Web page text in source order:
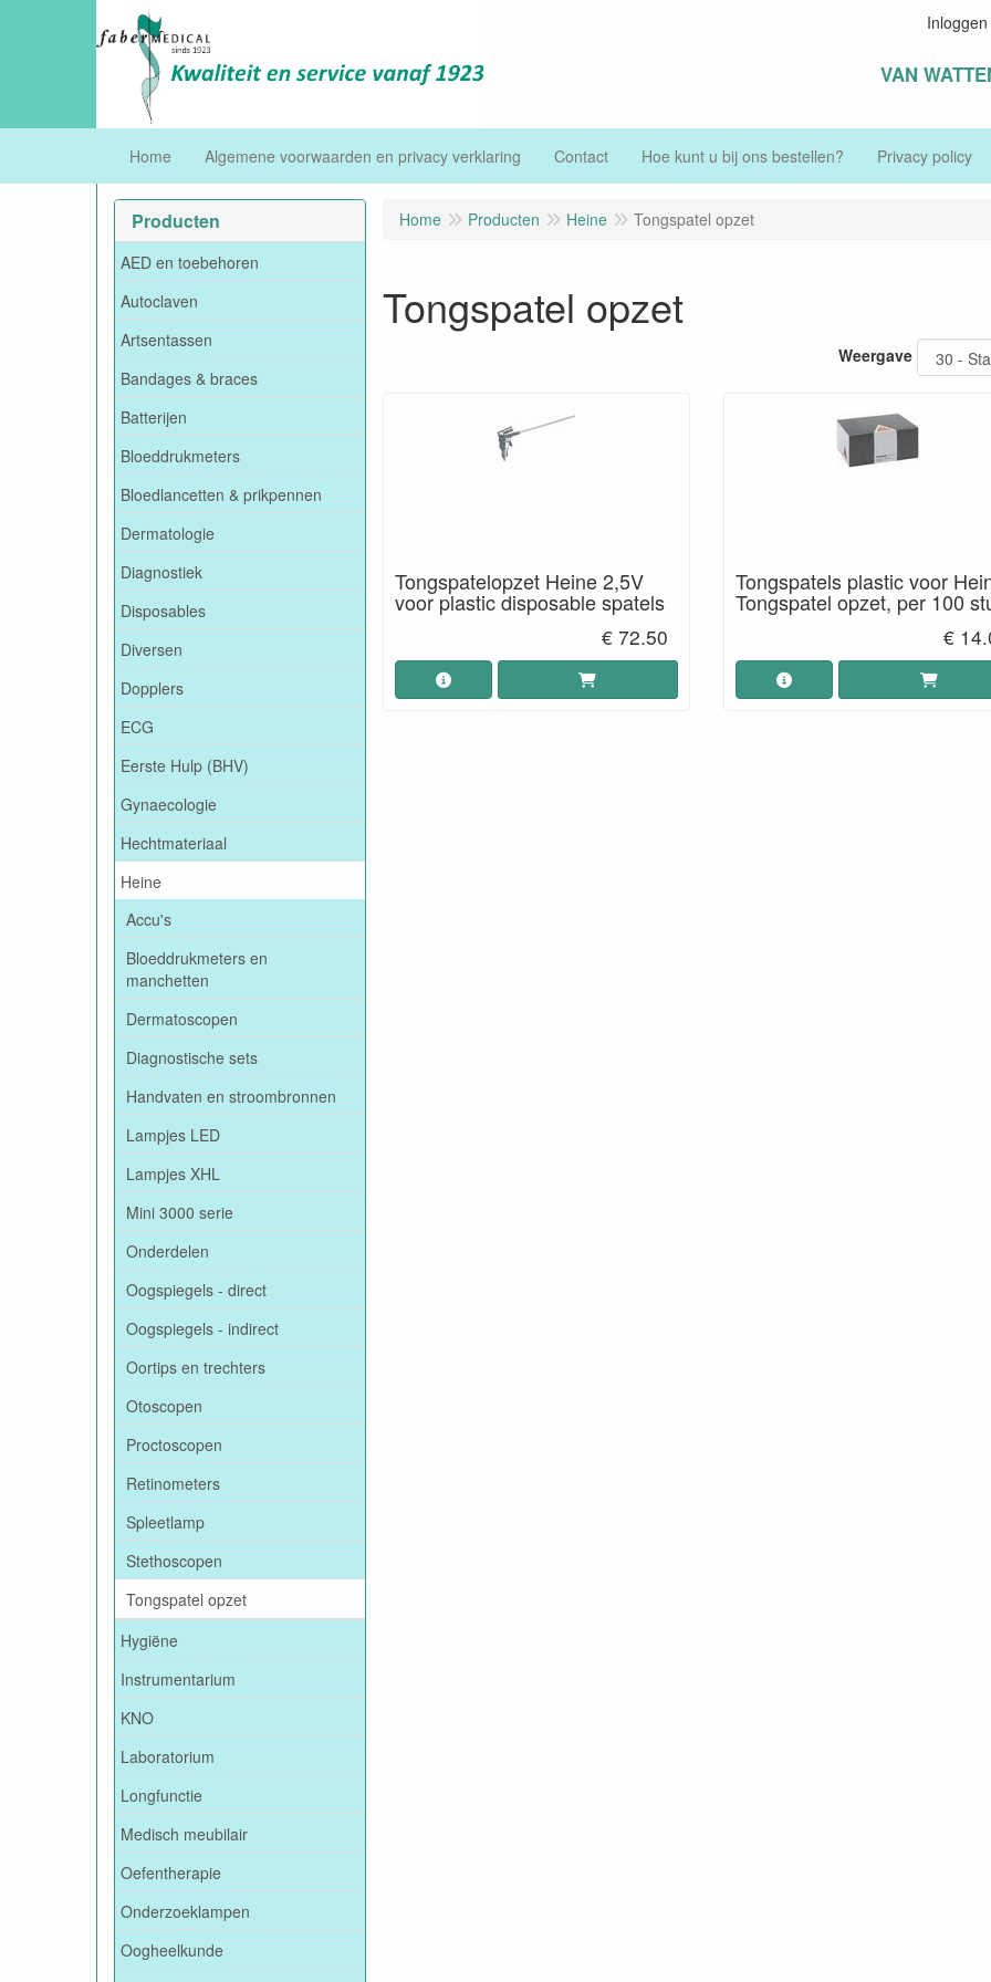
VAN
Inloggen
Home Algemene voorwaarden en privacy verklaring Contact Hoe kunt u bij ons bestellen? Privacy policy
Producten
AED en toebehoren
Autoclaven
Artsentassen
Bandages & braces
Batterijen
Bloeddrukmeters
Bloedlancetten & prikpennen
Dermatologie
Diagnostiek
Disposables
Diversen
Dopplers
ECG
Eerste Hulp (BHV)
Gynaecologie
Hechtmateriaal
Heine
Accu's
Bloeddrukmeters en
manchetten
Dermatoscopen
Diagnostische sets
Handvaten en stroombronnen
Lampjes LED
Lampjes XHL
Mini 3000 serie
Onderdelen
Oogspiegels - direct
Oogspiegels - indirect
Oortips en trechters
Otoscopen
Proctoscopen
Retinometers
Spleetlamp
Stethoscopen
Tongspatel opzet
Hygiëne
Instrumentarium
KNO
Laboratorium
Longfunctie
Medisch meubilair
Oefentherapie
Onderzoeklampen
Oogheelkunde
Home Producten Heine Tongspatel opzet
Tongspatel opzet
Weergave
Tongspatelopzet Heine 2,5V
voor plastic disposable spatels
€ 72.50
Tongspatels plastic voor
Tongspatel opzet, per 100
€